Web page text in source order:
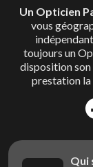
Un Opticien
vous
toujours un
disposition
prestation la
Qui